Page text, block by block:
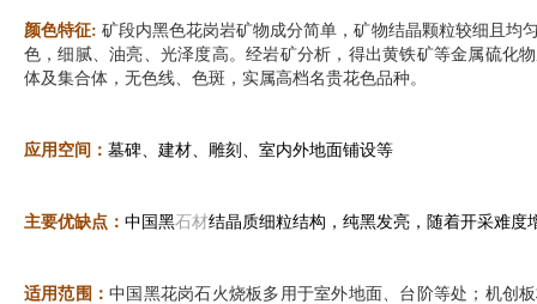
颜色特征: 矿段内黑色花岗岩矿物成分简单，矿物结晶颗粒较细且均
色，细腻、油亮、光泽度高。经岩矿分析，得出黄铁矿等金属硫化
体及集合体，无色线、色斑，实属高档名贵花色品种。
应用空间： 墓碑、建材、雕刻、室内外地面铺设等
主要优缺点： 中国黑石材结晶质细粒结构，纯黑发亮，随着开采难度
适用范围：中国黑花岗石火烧板多用于室外地面、台阶等处；机创